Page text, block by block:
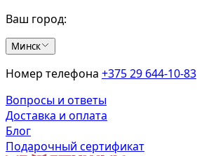
Ваш город:
Минск
Номер телефона +375 29 644-10-83
Вопросы и ответы
Доставка и оплата
Блог
Подарочный сертификат